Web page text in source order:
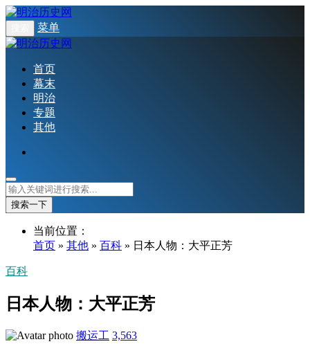
菜单
首页
幕末
明治
专题
其他
搜索一下
当前位置：
首页 » 其他 » 百科 » 日本人物：大平正芳
百科
日本人物：大平正芳
搬运工 3,563